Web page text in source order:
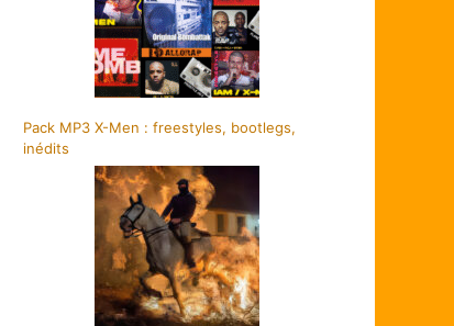
Pack MP3 X-Men : freestyles, bootlegs,
inédits